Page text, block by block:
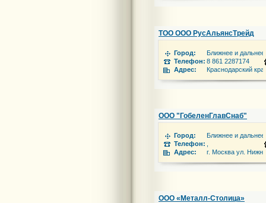
ТОО ООО РусАльянсТрейд
Город:
Ближнее и
Телефон: 8 861 2287174
Адрес:
Краснодарский
ООО "ГобеленГлавСнаб"
Город:
Ближнее и
Телефон:
Адрес:
г. Москва ул.
ООО «Металл-Столица»